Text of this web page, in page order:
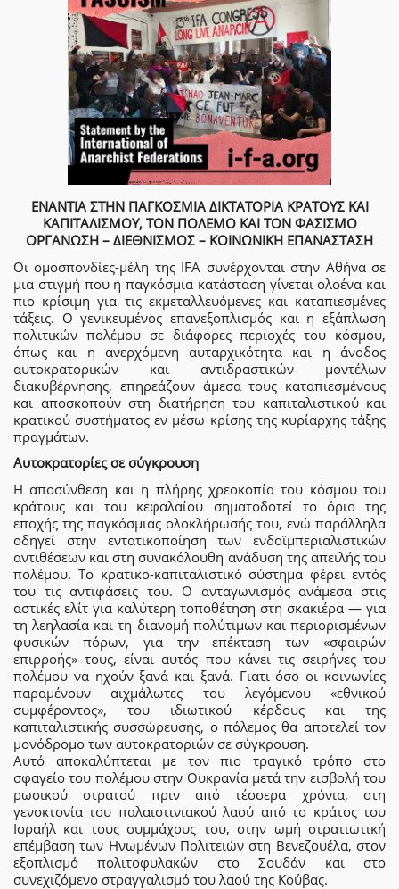
ΕΝΑΝΤΙΑ ΣΤΗΝ ΠΑΓΚΟΣΜΙΑ ΔΙΚΤΑΤΟΡΙΑ ΚΡΑΤΟΥΣ ΚΑΙ
ΚΑΠΙΤΑΛΙΣΜΟΥ, ΤΟΝ ΠΟΛΕΜΟ ΚΑΙ ΤΟΝ ΦΑΣΙΣΜΟ
ΟΡΓΑΝΩΣΗ – ΔΙΕΘΝΙΣΜΟΣ – ΚΟΙΝΩΝΙΚΗ ΕΠΑΝΑΣΤΑΣΗ
Οι ομοσπονδίες-μέλη της IFA συνέρχονται στην Αθήνα σε
μια στιγμή που η παγκόσμια κατάσταση γίνεται ολοένα και
πιο κρίσιμη για τις εκμεταλλευόμενες και καταπιεσμένες
τάξεις. Ο γενικευμένος επανεξοπλισμός και η εξάπλωση
πολιτικών πολέμου σε διάφορες περιοχές του κόσμου,
όπως και η ανερχόμενη αυταρχικότητα και η άνοδος
αυτοκρατορικών και αντιδραστικών μοντέλων
διακυβέρνησης, επηρεάζουν άμεσα τους καταπιεσμένους
και αποσκοπούν στη διατήρηση του καπιταλιστικού και
κρατικού συστήματος εν μέσω κρίσης της κυρίαρχης τάξης
πραγμάτων.
Αυτοκρατορίες σε σύγκρουση
Η αποσύνθεση και η πλήρης χρεοκοπία του κόσμου του
κράτους και του κεφαλαίου σηματοδοτεί το όριο της
εποχής της παγκόσμιας ολοκλήρωσής του, ενώ παράλληλα
οδηγεί στην εντατικοποίηση των ενδοϊμπεριαλιστικών
αντιθέσεων και στη συνακόλουθη ανάδυση της απειλής του
πολέμου. Το κρατικο-καπιταλιστικό σύστημα φέρει εντός
του τις αντιφάσεις του. Ο ανταγωνισμός ανάμεσα στις
αστικές ελίτ για καλύτερη τοποθέτηση στη σκακιέρα — για
τη λεηλασία και τη διανομή πολύτιμων και περιορισμένων
φυσικών πόρων, για την επέκταση των «σφαιρών
επιρροής» τους, είναι αυτός που κάνει τις σειρήνες του
πολέμου να ηχούν ξανά και ξανά. Γιατι όσο οι κοινωνίες
παραμένουν αιχμάλωτες του λεγόμενου «εθνικού
συμφέροντος», του ιδιωτικού κέρδους και της
καπιταλιστικής συσσώρευσης, ο πόλεμος θα αποτελεί τον
μονόδρομο των αυτοκρατοριών σε σύγκρουση.
Αυτό αποκαλύπτεται με τον πιο τραγικό τρόπο στο
σφαγείο του πολέμου στην Ουκρανία μετά την εισβολή του
ρωσικού στρατού πριν από τέσσερα χρόνια, στη
γενοκτονία του παλαιστινιακού λαού από το κράτος του
Ισραήλ και τους συμμάχους του, στην ωμή στρατιωτική
επέμβαση των Ηνωμένων Πολιτειών στη Βενεζουέλα, στον
εξοπλισμό πολιτοφυλακών στο Σουδάν και στο
συνεχιζόμενο στραγγαλισμό του λαού της Κούβας.